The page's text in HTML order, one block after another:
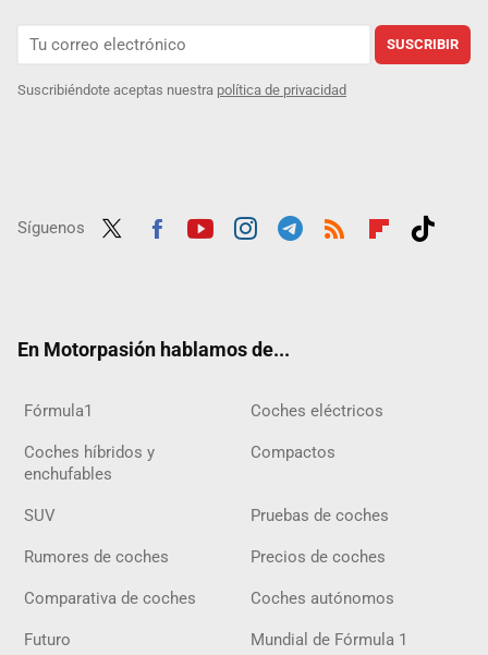
SUSCRIBIR
Suscribiéndote aceptas nuestra política de privacidad
Síguenos
En Motorpasión hablamos de...
Fórmula1 Coches eléctricos
Coches híbridos y
enchufables
Compactos
SUV Pruebas de coches
Rumores de coches Precios de coches
Comparativa de coches Coches autónomos
Futuro Mundial de Fórmula 1